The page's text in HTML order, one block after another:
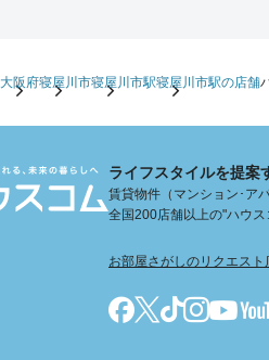
大阪府寝屋川市寝屋川市駅寝屋川市駅の店舗
ライフスタイルを提案
賃貸物件（マンション･ア
全国200店舗以上の"ハウ
お部屋さがしのリクエスト